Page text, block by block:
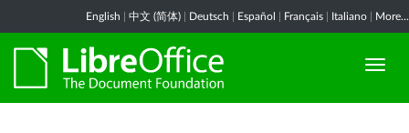
English 中文 (简体) Deutsch Español Français Italiano More...